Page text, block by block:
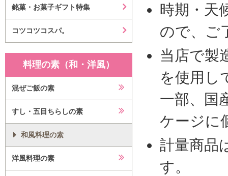
銘菓・お菓子ギフト特集
コツコツコスパ。
料理の素（和・洋風）
混ぜご飯の素
すし・五目ちらしの素
和風料理の素
洋風料理の素
時期・天
ので、ご
当店で製
を使用し
一部、国
ケージに
計量商品
す。